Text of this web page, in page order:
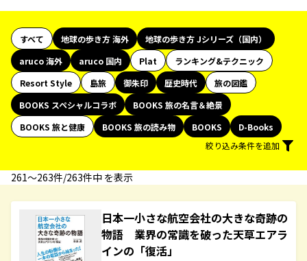
すべて 地球の歩き方 海外
地球の歩き方 Jシリーズ（国内）
aruco 海外
aruco 国内 Plat
ランキング&テクニック
Resort Style
島旅 御朱印 歴史時代
旅の図鑑
BOOKS スペシャルコラボ
BOOKS 旅の名言＆絶景
BOOKS 旅と健康
BOOKS 旅の読み物 BOOKS
D-Books
絞り込み条件を追加
261〜263件/263件中 を表示
日本一小さな航空会社の大きな奇跡の
物語 業界の常識を破った天草エアラ
インの「復活」